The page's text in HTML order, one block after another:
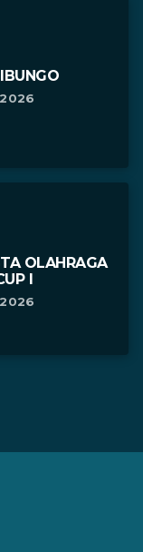
OLAHRAGA
I